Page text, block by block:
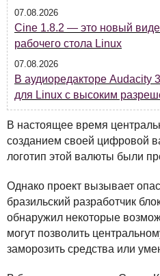
07.08.2026
Cine 1.8.2 — это новый
рабочего стола Linux
07.08.2026
В аудиоредакторе Audacity
для Linux с высоким
В настоящее время
созданием своей цифровой
логотип этой валюты были
Однако проект вызывает
бразильский разработчик
обнаружил некоторые
могут позволить
заморозить средства или